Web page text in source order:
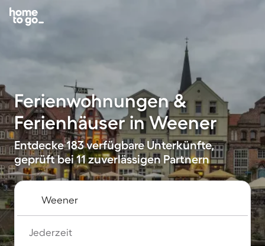
Ferienwohnungen &
Ferienhäuser in Weener
Entdecke 183 verfügbare Unterkünfte,
geprüft bei 11 zuverlässigen Partnern
Jederzeit